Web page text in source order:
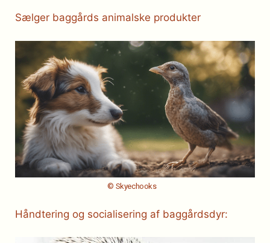
Sælger baggårds animalske produkter
© Skyechooks
Håndtering og socialisering af baggårdsdyr: